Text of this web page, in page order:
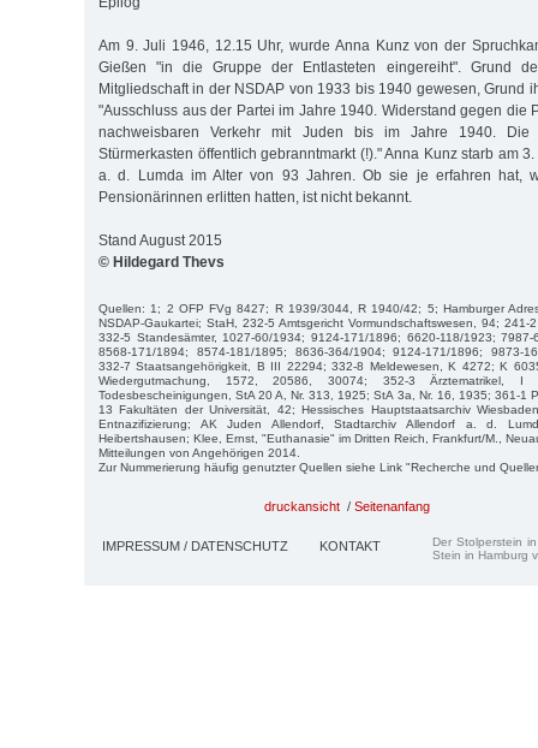
Am 9. Juli 1946, 12.15 Uhr, wurde Anna Kunz von der
Gießen "in die Gruppe der Entlasteten eingereiht". Grund
Mitgliedschaft in der NSDAP von 1933 bis 1940 gewesen, Grund
"Ausschluss aus der Partei im Jahre 1940. Widerstand gegen die
nachweisbaren Verkehr mit Juden bis im Jahre 1940. Die
Stürmerkasten öffentlich gebranntmarkt (!)." Anna Kunz starb am
a. d. Lumda im Alter von 93 Jahren. Ob sie je erfahren hat,
Pensionärinnen erlitten hatten, ist nicht bekannt.
Stand August 2015
© Hildegard Thevs
Quellen: 1; 2 OFP FVg 8427; R 1939/3044, R 1940/42; 5; Hamburger
NSDAP-Gaukartei; StaH, 232-5 Amtsgericht Vormundschaftswesen, 94; 241-
332-5 Standesämter, 1027-60/1934; 9124-171/1896; 6620-118/1923;
8568-171/1894; 8574-181/1895; 8636-364/1904; 9124-171/1896; 9873-
332-7 Staatsangehörigkeit, B III 22294; 332-8 Meldewesen, K 4272; K
Wiedergutmachung, 1572, 20586, 30074; 352-3
Todesbescheinigungen, StA 20 A, Nr. 313, 1925; StA 3a, Nr. 16, 1935; 361-1
13 Fakultäten der Universität, 42; Hessisches Hauptstaatsarchiv
Entnazifizierung; AK Juden Allendorf, Stadtarchiv Allendorf a. d.
Heibertshausen; Klee, Ernst, "Euthanasie" im Dritten Reich, Frankfurt/M.,
Mitteilungen von Angehörigen 2014.
Zur Nummerierung häufig genutzter Quellen siehe Link "Recherche und
druckansicht / Seitenanfang
IMPRESSUM / DATENSCHUTZ KONTAKT
Der Stolperstein
Stein in Hamburg